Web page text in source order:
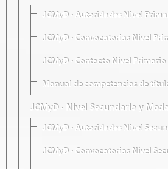
JCMyD · Autoridades Nivel
JCMyD · Convocatorias Nivel
JCMyD · Contacto Nivel Primario
Manual de competencias de
JCMyD · Nivel Secundario y
JCMyD · Autoridades Nivel
JCMyD · Convocatorias Nivel